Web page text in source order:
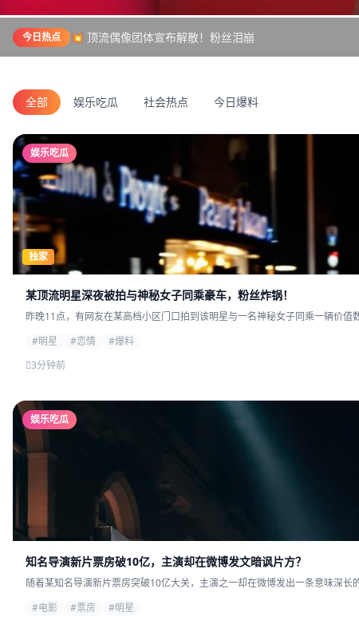
今日热点 💥 顶流偶像团体宣布解散！粉丝泪崩
全部 娱乐吃瓜 社会热点 今日爆料
娱乐吃瓜
独家
某顶流明星深夜被拍与神秘女子同乘豪车，粉丝炸锅！
昨晚11点，有网友在某高档小区门口拍到该明星与一名神秘女子同乘一辆价值
#明星
#恋情
#爆料
3分钟前
娱乐吃瓜
知名导演新片票房破10亿，主演却在微博发文暗讽片方？
随着某知名导演新片票房突破10亿大关，主演之一却在微博发出一条意味深长
#电影
#票房
#明星